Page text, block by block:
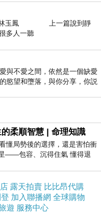
/林玉鳳 上一篇說到靜
多人一聽
與不愛之間，依然是一個缺愛
慾望和墮落，與你分享，你説
柔順智慧 | 命理知識
懂局勢後的選擇，還是害怕衝
——包容、沉得住氣 懂得退
露天拍賣 比比昂代購
加入聯播網 全球購物
遊 服務中心